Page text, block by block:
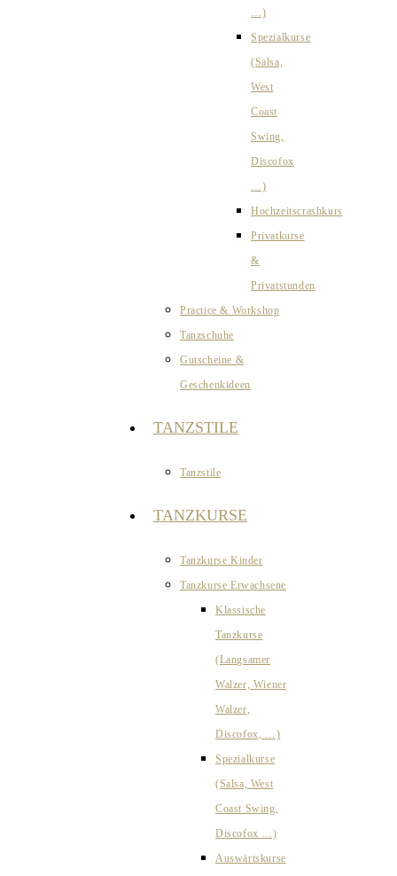
…)
Spezialkurse
(Salsa,
West
Coast
Swing,
Discofox
…)
Hochzeitscrashkurs
Privatkurse
&
Privatstunden
Practice & Workshop
Tanzschuhe
Gutscheine &
Geschenkideen
TANZSTILE
Tanzstile
TANZKURSE
Tanzkurse Kinder
Tanzkurse Erwachsene
Klassische
Tanzkurse
(Langsamer
Walzer, Wiener
Walzer,
Discofox, …)
Spezialkurse
(Salsa, West
Coast Swing,
Discofox …)
Auswärtskurse